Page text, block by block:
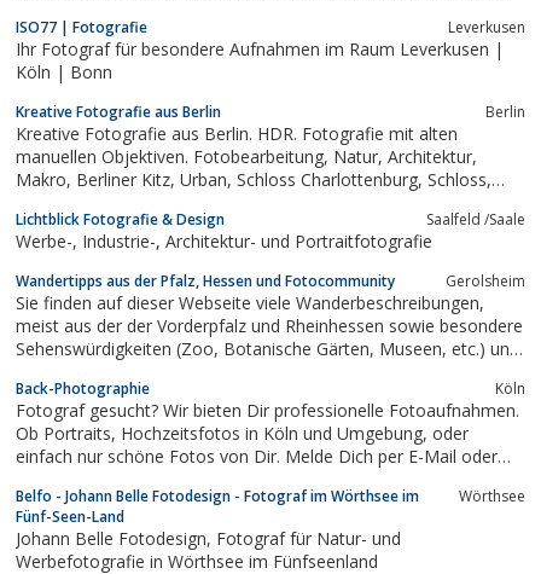
ISO77 | Fotografie Leverkusen
Ihr Fotograf für besondere Aufnahmen im Raum Leverkusen |
Köln | Bonn
Kreative Fotografie aus Berlin Berlin
Kreative Fotografie aus Berlin. HDR. Fotografie mit alten
manuellen Objektiven. Fotobearbeitung, Natur, Architektur,
Makro, Berliner Kitz, Urban, Schloss Charlottenburg, Schloss,
Lichtblick Fotografie & Design Saalfeld /Saale
Werbe-, Industrie-, Architektur- und Portraitfotografie
Wandertipps aus der Pfalz, Hessen und Fotocommunity Gerolsheim
Sie finden auf dieser Webseite viele Wanderbeschreibungen,
meist aus der der Vorderpfalz und Rheinhessen sowie besondere
Sehenswürdigkeiten (Zoo, Botanische Gärten, Museen, etc.) und
Back-Photographie Köln
Fotograf gesucht? Wir bieten Dir professionelle Fotoaufnahmen.
Ob Portraits, Hochzeitsfotos in Köln und Umgebung, oder
einfach nur schöne Fotos von Dir. Melde Dich per E-Mail oder
Belfo - Johann Belle Fotodesign - Fotograf im Wörthsee im
Fünf-Seen-Land
Wörthsee
Johann Belle Fotodesign, Fotograf für Natur- und
Werbefotografie in Wörthsee im Fünfseenland